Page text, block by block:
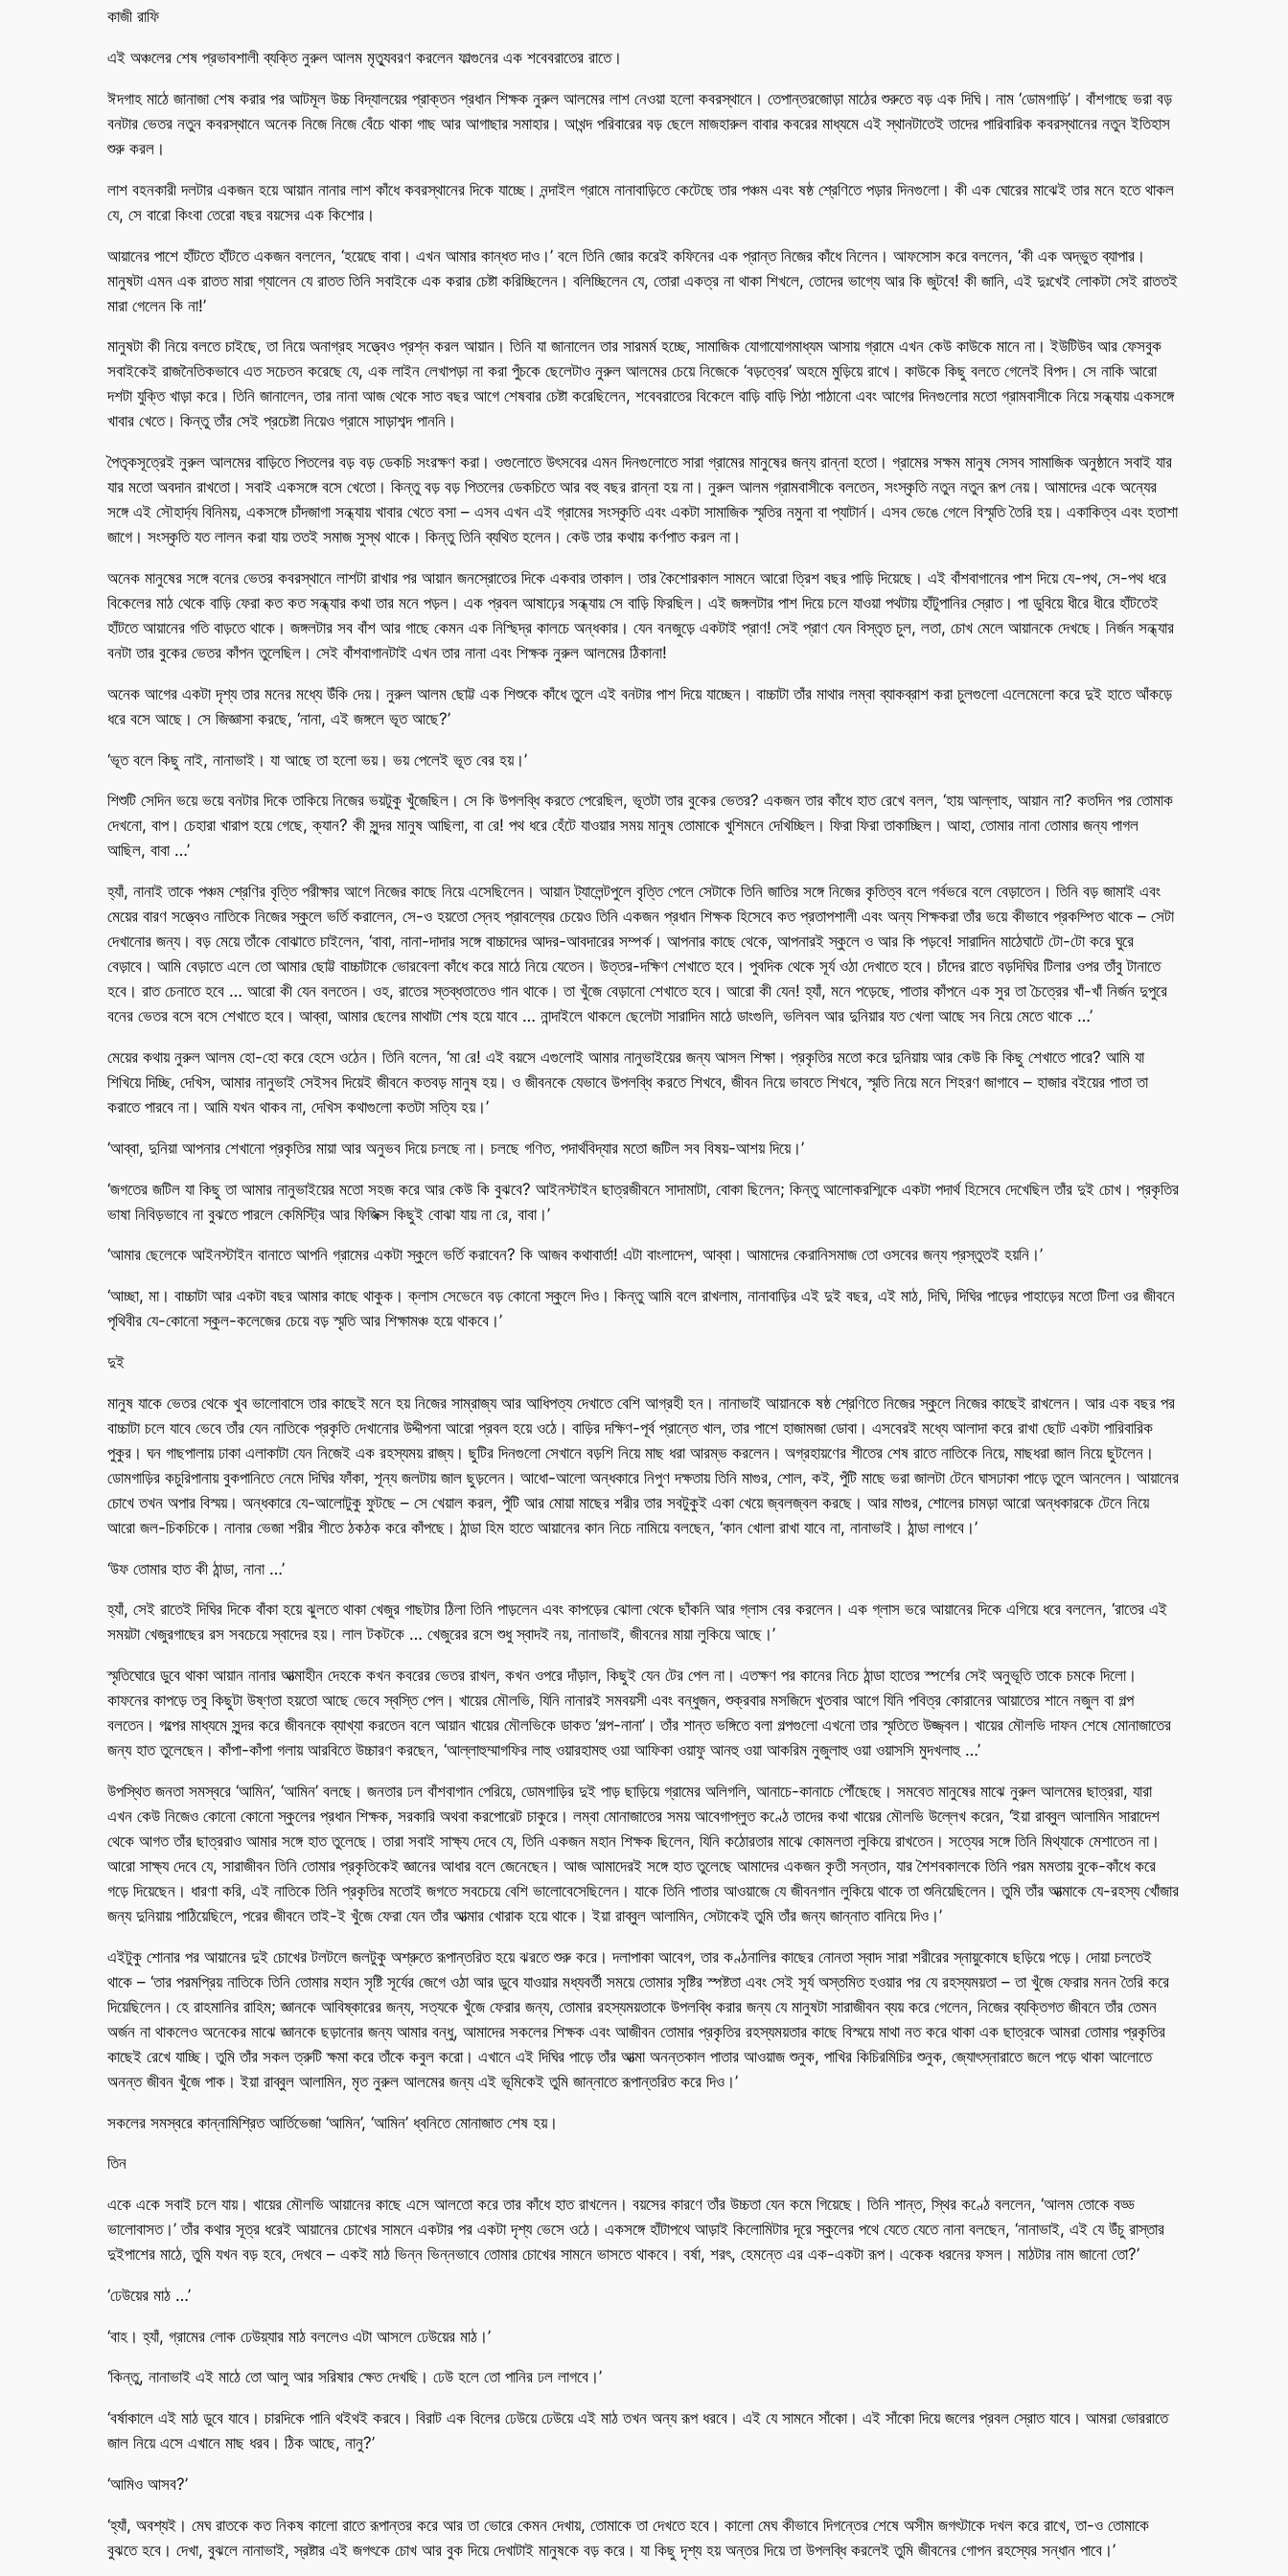
কাজী রাফি
এই অঞ্চলের শেষ প্রভাবশালী ব্যক্তি নুরুল আলম মৃত্যুবরণ করলেন ফাল্গুনের এক শবেবরাতের রাতে।
ঈদগাহ মাঠে জানাজা শেষ করার পর আটমূল উচ্চ বিদ্যালয়ের প্রাক্তন প্রধান শিক্ষক নুরুল আলমের লাশ নেওয়া হলো কবরস্থানে। তেপান্তরজোড়া মাঠের শুরুতে বড় এক দিঘি। নাম ‘ডোমগাড়ি’। বাঁশগাছে ভরা বড়
বনটার ভেতর নতুন কবরস্থানে অনেক নিজে নিজে বেঁচে থাকা গাছ আর আগাছার সমাহার। আখন্দ পরিবারের বড় ছেলে মাজহারুল বাবার কবরের মাধ্যমে এই স্থানটাতেই তাদের পারিবারিক কবরস্থানের নতুন ইতিহাস
শুরু করল।
লাশ বহনকারী দলটার একজন হয়ে আয়ান নানার লাশ কাঁধে কবরস্থানের দিকে যাচ্ছে। নন্দাইল গ্রামে নানাবাড়িতে কেটেছে তার পঞ্চম এবং ষষ্ঠ শ্রেণিতে পড়ার দিনগুলো। কী এক ঘোরের মাঝেই তার মনে হতে থাকল
যে, সে বারো কিংবা তেরো বছর বয়সের এক কিশোর।
আয়ানের পাশে হাঁটতে হাঁটতে একজন বললেন, ‘হয়েছে বাবা। এখন আমার কান্ধত দাও।’ বলে তিনি জোর করেই কফিনের এক প্রান্ত নিজের কাঁধে নিলেন। আফসোস করে বললেন, ‘কী এক অদ্ভুত ব্যাপার।
মানুষটা এমন এক রাতত মারা গ্যালেন যে রাতত তিনি সবাইকে এক করার চেষ্টা করিচ্ছিলেন। বলিচ্ছিলেন যে, তোরা একত্র না থাকা শিখলে, তোদের ভাগ্যে আর কি জুটবে! কী জানি, এই দুঃখেই লোকটা সেই রাততই
মারা গেলেন কি না!’
মানুষটা কী নিয়ে বলতে চাইছে, তা নিয়ে অনাগ্রহ সত্ত্বেও প্রশ্ন করল আয়ান। তিনি যা জানালেন তার সারমর্ম হচ্ছে, সামাজিক যোগাযোগমাধ্যম আসায় গ্রামে এখন কেউ কাউকে মানে না। ইউটিউব আর ফেসবুক
সবাইকেই রাজনৈতিকভাবে এত সচেতন করেছে যে, এক লাইন লেখাপড়া না করা পুঁচকে ছেলেটাও নুরুল আলমের চেয়ে নিজেকে ‘বড়ত্বের’ অহমে মুড়িয়ে রাখে। কাউকে কিছু বলতে গেলেই বিপদ। সে নাকি আরো
দশটা যুক্তি খাড়া করে। তিনি জানালেন, তার নানা আজ থেকে সাত বছর আগে শেষবার চেষ্টা করেছিলেন, শবেবরাতের বিকেলে বাড়ি বাড়ি পিঠা পাঠানো এবং আগের দিনগুলোর মতো গ্রামবাসীকে নিয়ে সন্ধ্যায় একসঙ্গে
খাবার খেতে। কিন্তু তাঁর সেই প্রচেষ্টা নিয়েও গ্রামে সাড়াশব্দ পাননি।
পৈতৃকসূত্রেই নুরুল আলমের বাড়িতে পিতলের বড় বড় ডেকচি সংরক্ষণ করা। ওগুলোতে উৎসবের এমন দিনগুলোতে সারা গ্রামের মানুষের জন্য রান্না হতো। গ্রামের সক্ষম মানুষ সেসব সামাজিক অনুষ্ঠানে সবাই যার
যার মতো অবদান রাখতো। সবাই একসঙ্গে বসে খেতো। কিন্তু বড় বড় পিতলের ডেকচিতে আর বহু বছর রান্না হয় না। নুরুল আলম গ্রামবাসীকে বলতেন, সংস্কৃতি নতুন নতুন রূপ নেয়। আমাদের একে অন্যের
সঙ্গে এই সৌহার্দ্য বিনিময়, একসঙ্গে চাঁদজাগা সন্ধ্যায় খাবার খেতে বসা – এসব এখন এই গ্রামের সংস্কৃতি এবং একটা সামাজিক স্মৃতির নমুনা বা প্যাটার্ন। এসব ভেঙে গেলে বিস্মৃতি তৈরি হয়। একাকিত্ব এবং হতাশা
জাগে। সংস্কৃতি যত লালন করা যায় ততই সমাজ সুস্থ থাকে। কিন্তু তিনি ব্যথিত হলেন। কেউ তার কথায় কর্ণপাত করল না।
অনেক মানুষের সঙ্গে বনের ভেতর কবরস্থানে লাশটা রাখার পর আয়ান জনস্রোতের দিকে একবার তাকাল। তার কৈশোরকাল সামনে আরো ত্রিশ বছর পাড়ি দিয়েছে। এই বাঁশবাগানের পাশ দিয়ে যে-পথ, সে-পথ ধরে
বিকেলের মাঠ থেকে বাড়ি ফেরা কত কত সন্ধ্যার কথা তার মনে পড়ল। এক প্রবল আষাঢ়ের সন্ধ্যায় সে বাড়ি ফিরছিল। এই জঙ্গলটার পাশ দিয়ে চলে যাওয়া পথটায় হাঁটুপানির স্রোত। পা ডুবিয়ে ধীরে ধীরে হাঁটতেই
হাঁটতে আয়ানের গতি বাড়তে থাকে। জঙ্গলটার সব বাঁশ আর গাছে কেমন এক নিশ্ছিদ্র কালচে অন্ধকার। যেন বনজুড়ে একটাই প্রাণ! সেই প্রাণ যেন বিস্তৃত চুল, লতা, চোখ মেলে আয়ানকে দেখছে। নির্জন সন্ধ্যার
বনটা তার বুকের ভেতর কাঁপন তুলেছিল। সেই বাঁশবাগানটাই এখন তার নানা এবং শিক্ষক নুরুল আলমের ঠিকানা!
অনেক আগের একটা দৃশ্য তার মনের মধ্যে উঁকি দেয়। নুরুল আলম ছোট্ট এক শিশুকে কাঁধে তুলে এই বনটার পাশ দিয়ে যাচ্ছেন। বাচ্চাটা তাঁর মাথার লম্বা ব্যাকব্রাশ করা চুলগুলো এলেমেলো করে দুই হাতে আঁকড়ে
ধরে বসে আছে। সে জিজ্ঞাসা করছে, ‘নানা, এই জঙ্গলে ভূত আছে?’
‘ভূত বলে কিছু নাই, নানাভাই। যা আছে তা হলো ভয়। ভয় পেলেই ভূত বের হয়।’
শিশুটি সেদিন ভয়ে ভয়ে বনটার দিকে তাকিয়ে নিজের ভয়টুকু খুঁজেছিল। সে কি উপলব্ধি করতে পেরেছিল, ভূতটা তার বুকের ভেতর? একজন তার কাঁধে হাত রেখে বলল, ‘হায় আল্লাহ, আয়ান না? কতদিন পর তোমাক
দেখনো, বাপ। চেহারা খারাপ হয়ে গেছে, ক্যান? কী সুন্দর মানুষ আছিলা, বা রে! পথ ধরে হেঁটে যাওয়ার সময় মানুষ তোমাকে খুশিমনে দেখিচ্ছিল। ফিরা ফিরা তাকাচ্ছিল। আহা, তোমার নানা তোমার জন্য পাগল
আছিল, বাবা …’
হ্যাঁ, নানাই তাকে পঞ্চম শ্রেণির বৃত্তি পরীক্ষার আগে নিজের কাছে নিয়ে এসেছিলেন। আয়ান ট্যালেন্টপুলে বৃত্তি পেলে সেটাকে তিনি জাতির সঙ্গে নিজের কৃতিত্ব বলে গর্বভরে বলে বেড়াতেন। তিনি বড় জামাই এবং
মেয়ের বারণ সত্ত্বেও নাতিকে নিজের স্কুলে ভর্তি করালেন, সে-ও হয়তো স্নেহ প্রাবল্যের চেয়েও তিনি একজন প্রধান শিক্ষক হিসেবে কত প্রতাপশালী এবং অন্য শিক্ষকরা তাঁর ভয়ে কীভাবে প্রকম্পিত থাকে – সেটা
দেখানোর জন্য। বড় মেয়ে তাঁকে বোঝাতে চাইলেন, ‘বাবা, নানা-দাদার সঙ্গে বাচ্চাদের আদর-আবদারের সম্পর্ক। আপনার কাছে থেকে, আপনারই স্কুলে ও আর কি পড়বে! সারাদিন মাঠেঘাটে টো-টো করে ঘুরে
বেড়াবে। আমি বেড়াতে এলে তো আমার ছোট্ট বাচ্চাটাকে ভোরবেলা কাঁধে করে মাঠে নিয়ে যেতেন। উত্তর-দক্ষিণ শেখাতে হবে। পুবদিক থেকে সূর্য ওঠা দেখাতে হবে। চাঁদের রাতে বড়দিঘির টিলার ওপর তাঁবু টানাতে
হবে। রাত চেনাতে হবে … আরো কী যেন বলতেন। ওহ, রাতের স্তব্ধতাতেও গান থাকে। তা খুঁজে বেড়ানো শেখাতে হবে। আরো কী যেন! হ্যাঁ, মনে পড়েছে, পাতার কাঁপনে এক সুর তা চৈত্রের খাঁ-খাঁ নির্জন দুপুরে
বনের ভেতর বসে বসে শেখাতে হবে। আব্বা, আমার ছেলের মাথাটা শেষ হয়ে যাবে … নান্দাইলে থাকলে ছেলেটা সারাদিন মাঠে ডাংগুলি, ভলিবল আর দুনিয়ার যত খেলা আছে সব নিয়ে মেতে থাকে …’
মেয়ের কথায় নুরুল আলম হো-হো করে হেসে ওঠেন। তিনি বলেন, ‘মা রে! এই বয়সে এগুলোই আমার নানুভাইয়ের জন্য আসল শিক্ষা। প্রকৃতির মতো করে দুনিয়ায় আর কেউ কি কিছু শেখাতে পারে? আমি যা
শিখিয়ে দিচ্ছি, দেখিস, আমার নানুভাই সেইসব দিয়েই জীবনে কতবড় মানুষ হয়। ও জীবনকে যেভাবে উপলব্ধি করতে শিখবে, জীবন নিয়ে ভাবতে শিখবে, স্মৃতি নিয়ে মনে শিহরণ জাগাবে – হাজার বইয়ের পাতা তা
করাতে পারবে না। আমি যখন থাকব না, দেখিস কথাগুলো কতটা সত্যি হয়।’
‘আব্বা, দুনিয়া আপনার শেখানো প্রকৃতির মায়া আর অনুভব দিয়ে চলছে না। চলছে গণিত, পদার্থবিদ্যার মতো জটিল সব বিষয়-আশয় দিয়ে।’
‘জগতের জটিল যা কিছু তা আমার নানুভাইয়ের মতো সহজ করে আর কেউ কি বুঝবে? আইনস্টাইন ছাত্রজীবনে সাদামাটা, বোকা ছিলেন; কিন্তু আলোকরশ্মিকে একটা পদার্থ হিসেবে দেখেছিল তাঁর দুই চোখ। প্রকৃতির
ভাষা নিবিড়ভাবে না বুঝতে পারলে কেমিস্ট্রি আর ফিজিক্স কিছুই বোঝা যায় না রে, বাবা।’
‘আমার ছেলেকে আইনস্টাইন বানাতে আপনি গ্রামের একটা স্কুলে ভর্তি করাবেন? কি আজব কথাবার্তা! এটা বাংলাদেশ, আব্বা। আমাদের কেরানিসমাজ তো ওসবের জন্য প্রস্তুতই হয়নি।’
‘আচ্ছা, মা। বাচ্চাটা আর একটা বছর আমার কাছে থাকুক। ক্লাস সেভেনে বড় কোনো স্কুলে দিও। কিন্তু আমি বলে রাখলাম, নানাবাড়ির এই দুই বছর, এই মাঠ, দিঘি, দিঘির পাড়ের পাহাড়ের মতো টিলা ওর জীবনে
পৃথিবীর যে-কোনো স্কুল-কলেজের চেয়ে বড় স্মৃতি আর শিক্ষামঞ্চ হয়ে থাকবে।’
দুই
মানুষ যাকে ভেতর থেকে খুব ভালোবাসে তার কাছেই মনে হয় নিজের সাম্রাজ্য আর আধিপত্য দেখাতে বেশি আগ্রহী হন। নানাভাই আয়ানকে ষষ্ঠ শ্রেণিতে নিজের স্কুলে নিজের কাছেই রাখলেন। আর এক বছর পর
বাচ্চাটা চলে যাবে ভেবে তাঁর যেন নাতিকে প্রকৃতি দেখানোর উদ্দীপনা আরো প্রবল হয়ে ওঠে। বাড়ির দক্ষিণ-পূর্ব প্রান্তে খাল, তার পাশে হাজামজা ডোবা। এসবেরই মধ্যে আলাদা করে রাখা ছোট একটা পারিবারিক
পুকুর। ঘন গাছপালায় ঢাকা এলাকাটা যেন নিজেই এক রহস্যময় রাজ্য। ছুটির দিনগুলো সেখানে বড়শি নিয়ে মাছ ধরা আরম্ভ করলেন। অগ্রহায়ণের শীতের শেষ রাতে নাতিকে নিয়ে, মাছধরা জাল নিয়ে ছুটলেন।
ডোমগাড়ির কচুরিপানায় বুকপানিতে নেমে দিঘির ফাঁকা, শূন্য জলটায় জাল ছুড়লেন। আধো-আলো অন্ধকারে নিপুণ দক্ষতায় তিনি মাগুর, শোল, কই, পুঁটি মাছে ভরা জালটা টেনে ঘাসঢাকা পাড়ে তুলে আনলেন। আয়ানের
চোখে তখন অপার বিস্ময়। অন্ধকারে যে-আলোটুকু ফুটছে – সে খেয়াল করল, পুঁটি আর মোয়া মাছের শরীর তার সবটুকুই একা খেয়ে জ্বলজ্বল করছে। আর মাগুর, শোলের চামড়া আরো অন্ধকারকে টেনে নিয়ে
আরো জল-চিকচিকে। নানার ভেজা শরীর শীতে ঠকঠক করে কাঁপছে। ঠান্ডা হিম হাতে আয়ানের কান নিচে নামিয়ে বলছেন, ‘কান খোলা রাখা যাবে না, নানাভাই। ঠান্ডা লাগবে।’
‘উফ তোমার হাত কী ঠান্ডা, নানা …’
হ্যাঁ, সেই রাতেই দিঘির দিকে বাঁকা হয়ে ঝুলতে থাকা খেজুর গাছটার ঠিলা তিনি পাড়লেন এবং কাপড়ের ঝোলা থেকে ছাঁকনি আর গ্লাস বের করলেন। এক গ্লাস ভরে আয়ানের দিকে এগিয়ে ধরে বললেন, ‘রাতের এই
সময়টা খেজুরগাছের রস সবচেয়ে স্বাদের হয়। লাল টকটকে … খেজুরের রসে শুধু স্বাদই নয়, নানাভাই, জীবনের মায়া লুকিয়ে আছে।’
স্মৃতিঘোরে ডুবে থাকা আয়ান নানার আত্মাহীন দেহকে কখন কবরের ভেতর রাখল, কখন ওপরে দাঁড়াল, কিছুই যেন টের পেল না। এতক্ষণ পর কানের নিচে ঠান্ডা হাতের স্পর্শের সেই অনুভূতি তাকে চমকে দিলো।
কাফনের কাপড়ে তবু কিছুটা উষ্ণতা হয়তো আছে ভেবে স্বস্তি পেল। খায়ের মৌলভি, যিনি নানারই সমবয়সী এবং বন্ধুজন, শুক্রবার মসজিদে খুতবার আগে যিনি পবিত্র কোরানের আয়াতের শানে নজুল বা গল্প
বলতেন। গল্পের মাধ্যমে সুন্দর করে জীবনকে ব্যাখ্যা করতেন বলে আয়ান খায়ের মৌলভিকে ডাকত ‘গল্প-নানা’। তাঁর শান্ত ভঙ্গিতে বলা গল্পগুলো এখনো তার স্মৃতিতে উজ্জ্বল। খায়ের মৌলভি দাফন শেষে মোনাজাতের
জন্য হাত তুলেছেন। কাঁপা-কাঁপা গলায় আরবিতে উচ্চারণ করছেন, ‘আল্লাহুম্মাগফির লাহু ওয়ারহামহু ওয়া আফিকা ওয়াফু আনহু ওয়া আকরিম নুজুলাহু ওয়া ওয়াসসি মুদখলাহু …’
উপস্থিত জনতা সমস্বরে ‘আমিন’, ‘আমিন’ বলছে। জনতার ঢল বাঁশবাগান পেরিয়ে, ডোমগাড়ির দুই পাড় ছাড়িয়ে গ্রামের অলিগলি, আনাচে-কানাচে পৌঁছেছে। সমবেত মানুষের মাঝে নুরুল আলমের ছাত্ররা, যারা
এখন কেউ নিজেও কোনো কোনো স্কুলের প্রধান শিক্ষক, সরকারি অথবা করপোরেট চাকুরে। লম্বা মোনাজাতের সময় আবেগাপ্লুত কণ্ঠে তাদের কথা খায়ের মৌলভি উল্লেখ করেন, ‘ইয়া রাব্বুল আলামিন সারাদেশ
থেকে আগত তাঁর ছাত্ররাও আমার সঙ্গে হাত তুলেছে। তারা সবাই সাক্ষ্য দেবে যে, তিনি একজন মহান শিক্ষক ছিলেন, যিনি কঠোরতার মাঝে কোমলতা লুকিয়ে রাখতেন। সত্যের সঙ্গে তিনি মিথ্যাকে মেশাতেন না।
আরো সাক্ষ্য দেবে যে, সারাজীবন তিনি তোমার প্রকৃতিকেই জ্ঞানের আধার বলে জেনেছেন। আজ আমাদেরই সঙ্গে হাত তুলেছে আমাদের একজন কৃতী সন্তান, যার শৈশবকালকে তিনি পরম মমতায় বুকে-কাঁধে করে
গড়ে দিয়েছেন। ধারণা করি, এই নাতিকে তিনি প্রকৃতির মতোই জগতে সবচেয়ে বেশি ভালোবেসেছিলেন। যাকে তিনি পাতার আওয়াজে যে জীবনগান লুকিয়ে থাকে তা শুনিয়েছিলেন। তুমি তাঁর আত্মাকে যে-রহস্য খোঁজার
জন্য দুনিয়ায় পাঠিয়েছিলে, পরের জীবনে তাই-ই খুঁজে ফেরা যেন তাঁর আত্মার খোরাক হয়ে থাকে। ইয়া রাব্বুল আলামিন, সেটাকেই তুমি তাঁর জন্য জান্নাত বানিয়ে দিও।’
এইটুকু শোনার পর আয়ানের দুই চোখের টলটলে জলটুকু অশ্রুতে রূপান্তরিত হয়ে ঝরতে শুরু করে। দলাপাকা আবেগ, তার কণ্ঠনালির কাছের নোনতা স্বাদ সারা শরীরের স্নায়ুকোষে ছড়িয়ে পড়ে। দোয়া চলতেই
থাকে – ‘তার পরমপ্রিয় নাতিকে তিনি তোমার মহান সৃষ্টি সূর্যের জেগে ওঠা আর ডুবে যাওয়ার মধ্যবর্তী সময়ে তোমার সৃষ্টির স্পষ্টতা এবং সেই সূর্য অস্তমিত হওয়ার পর যে রহস্যময়তা – তা খুঁজে ফেরার মনন তৈরি করে
দিয়েছিলেন। হে রাহমানির রাহিম; জ্ঞানকে আবিষ্কারের জন্য, সত্যকে খুঁজে ফেরার জন্য, তোমার রহস্যময়তাকে উপলব্ধি করার জন্য যে মানুষটা সারাজীবন ব্যয় করে গেলেন, নিজের ব্যক্তিগত জীবনে তাঁর তেমন
অর্জন না থাকলেও অনেকের মাঝে জ্ঞানকে ছড়ানোর জন্য আমার বন্ধু, আমাদের সকলের শিক্ষক এবং আজীবন তোমার প্রকৃতির রহস্যময়তার কাছে বিস্ময়ে মাথা নত করে থাকা এক ছাত্রকে আমরা তোমার প্রকৃতির
কাছেই রেখে যাচ্ছি। তুমি তাঁর সকল ত্রুটি ক্ষমা করে তাঁকে কবুল করো। এখানে এই দিঘির পাড়ে তাঁর আত্মা অনন্তকাল পাতার আওয়াজ শুনুক, পাখির কিচিরমিচির শুনুক, জ্যোৎস্নারাতে জলে পড়ে থাকা আলোতে
অনন্ত জীবন খুঁজে পাক। ইয়া রাব্বুল আলামিন, মৃত নুরুল আলমের জন্য এই ভূমিকেই তুমি জান্নাতে রূপান্তরিত করে দিও।’
সকলের সমস্বরে কান্নামিশ্রিত আর্তিভেজা ‘আমিন’, ‘আমিন’ ধ্বনিতে মোনাজাত শেষ হয়।
তিন
একে একে সবাই চলে যায়। খায়ের মৌলভি আয়ানের কাছে এসে আলতো করে তার কাঁধে হাত রাখলেন। বয়সের কারণে তাঁর উচ্চতা যেন কমে গিয়েছে। তিনি শান্ত, স্থির কণ্ঠে বললেন, ‘আলম তোকে বড্ড
ভালোবাসত।’ তাঁর কথার সূত্র ধরেই আয়ানের চোখের সামনে একটার পর একটা দৃশ্য ভেসে ওঠে। একসঙ্গে হাঁটাপথে আড়াই কিলোমিটার দূরে স্কুলের পথে যেতে যেতে নানা বলছেন, ‘নানাভাই, এই যে উঁচু রাস্তার
দুইপাশের মাঠে, তুমি যখন বড় হবে, দেখবে – একই মাঠ ভিন্ন ভিন্নভাবে তোমার চোখের সামনে ভাসতে থাকবে। বর্ষা, শরৎ, হেমন্তে এর এক-একটা রূপ। একেক ধরনের ফসল। মাঠটার নাম জানো তো?’
‘ঢেউয়ের মাঠ …’
‘বাহ। হ্যাঁ, গ্রামের লোক ঢেউয়্যার মাঠ বললেও এটা আসলে ঢেউয়ের মাঠ।’
‘কিন্তু, নানাভাই এই মাঠে তো আলু আর সরিষার ক্ষেত দেখছি। ঢেউ হলে তো পানির ঢল লাগবে।’
‘বর্ষাকালে এই মাঠ ডুবে যাবে। চারদিকে পানি থইথই করবে। বিরাট এক বিলের ঢেউয়ে ঢেউয়ে এই মাঠ তখন অন্য রূপ ধরবে। এই যে সামনে সাঁকো। এই সাঁকো দিয়ে জলের প্রবল স্রোত যাবে। আমরা ভোররাতে
জাল নিয়ে এসে এখানে মাছ ধরব। ঠিক আছে, নানু?’
‘আমিও আসব?’
‘হ্যাঁ, অবশ্যই। মেঘ রাতকে কত নিকষ কালো রাতে রূপান্তর করে আর তা ভোরে কেমন দেখায়, তোমাকে তা দেখতে হবে। কালো মেঘ কীভাবে দিগন্তের শেষে অসীম জগৎটাকে দখল করে রাখে, তা-ও তোমাকে
বুঝতে হবে। দেখা, বুঝলে নানাভাই, স্রষ্টার এই জগৎকে চোখ আর বুক দিয়ে দেখাটাই মানুষকে বড় করে। যা কিছু দৃশ্য হয় অন্তর দিয়ে তা উপলব্ধি করলেই তুমি জীবনের গোপন রহস্যের সন্ধান পাবে।’